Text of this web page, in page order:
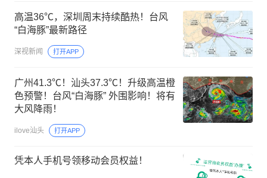
高温36℃，深圳周末持续酷热！台风
“白海豚”最新路径
深视新闻 打开APP
广州41.3℃！汕头37.3℃！升级高温橙
色预警！台风“白海豚” 外围影响！将有
大风降雨！
ilove汕头 打开APP
凭本人手机号领移动会员权益！